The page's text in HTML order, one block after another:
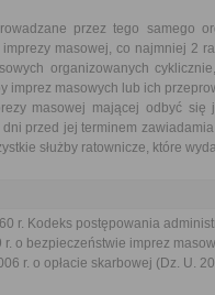
przez tego samego
masowej, co najmniej 2
organizowanych
imprez masowych lub ich
masowej mającej odbyć się
przed jej terminem
służby ratownicze, które
r. Kodeks postępowania
o bezpieczeństwie imprez
r. o opłacie skarbowej (Dz. U.